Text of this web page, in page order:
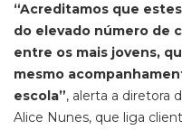
“Acreditamos que
do elevado número de
entre os mais jovens,
mesmo
escola”, alerta a diretora
Alice Nunes, que liga